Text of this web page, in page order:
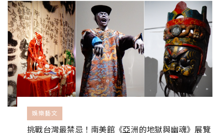
娛樂藝文
挑戰台灣最禁忌！南美館《亞洲的地獄與幽魂》展覽